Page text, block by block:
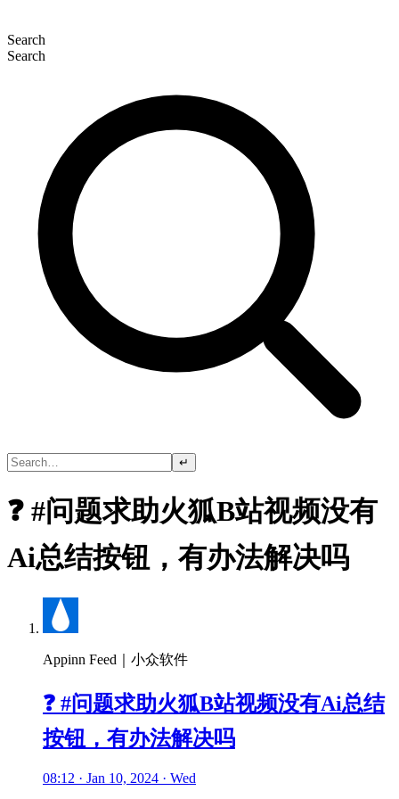
Search
Search
↵
❓ #问题求助火狐B站视频没有
Ai总结按钮，有办法解决吗
Appinn Feed｜小众软件
❓ #问题求助火狐B站视频没有Ai总结
按钮，有办法解决吗
08:12 · Jan 10, 2024 · Wed